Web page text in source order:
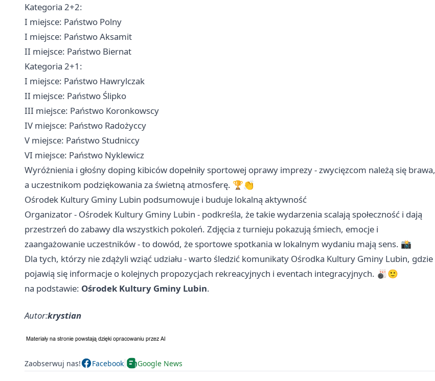
Kategoria 2+2:
I miejsce: Państwo Polny
I miejsce: Państwo Aksamit
II miejsce: Państwo Biernat
Kategoria 2+1:
I miejsce: Państwo Hawrylczak
II miejsce: Państwo Ślipko
III miejsce: Państwo Koronkowscy
IV miejsce: Państwo Radożyccy
V miejsce: Państwo Studniccy
VI miejsce: Państwo Nyklewicz
Wyróżnienia i głośny doping kibiców dopełniły sportowej oprawy imprezy - zwycięzcom należą się brawa,
a uczestnikom podziękowania za świetną atmosferę. 🏆👏
Ośrodek Kultury Gminy Lubin podsumowuje i buduje lokalną aktywność
Organizator - Ośrodek Kultury Gminy Lubin - podkreśla, że takie wydarzenia scalają społeczność i dają
przestrzeń do zabawy dla wszystkich pokoleń. Zdjęcia z turnieju pokazują śmiech, emocje i
zaangażowanie uczestników - to dowód, że sportowe spotkania w lokalnym wydaniu mają sens. 📸
Dla tych, którzy nie zdążyli wziąć udziału - warto śledzić komunikaty Ośrodka Kultury Gminy Lubin, gdzie
pojawią się informacje o kolejnych propozycjach rekreacyjnych i eventach integracyjnych. 🎳🙂
na podstawie: Ośrodek Kultury Gminy Lubin.
Autor:krystian
Zaobserwuj nas! Facebook Google News